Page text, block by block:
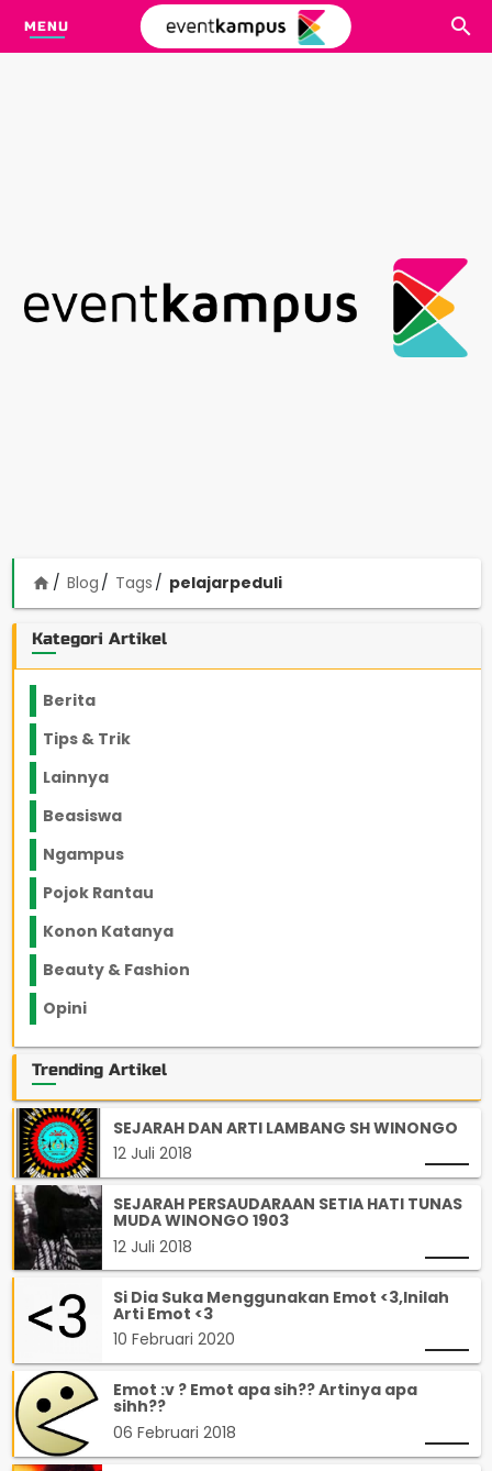
MENU
home Blog Tags pelajarpeduli
Kategori Artikel
Berita
Tips & Trik
Lainnya
Beasiswa
Ngampus
Pojok Rantau
Konon Katanya
Beauty & Fashion
Opini
Trending Artikel
SEJARAH DAN ARTI LAMBANG SH WINONGO
12 Juli 2018
SEJARAH PERSAUDARAAN SETIA HATI TUNAS
MUDA WINONGO 1903
12 Juli 2018
Si Dia Suka Menggunakan Emot <3,Inilah
Arti Emot <3
10 Februari 2020
Emot :v ? Emot apa sih?? Artinya apa
sihh??
06 Februari 2018